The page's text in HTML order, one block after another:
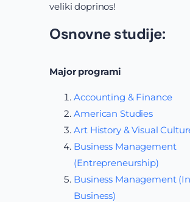
veliki doprinos!
Osnovne studije:
Major programi
Accounting & Finance
American Studies
Art History & Visual
Business Management
(Entrepreneurship)
Business Management
Business)